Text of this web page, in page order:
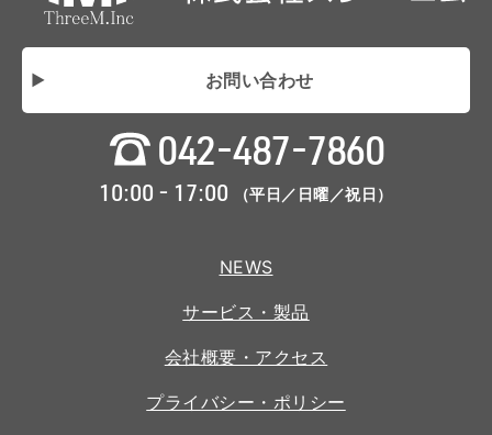
お問い合わせ
042-487-7860
10:00 - 17:00 （平日／日曜／祝日）
NEWS
サービス・製品
会社概要・アクセス
プライバシー・ポリシー